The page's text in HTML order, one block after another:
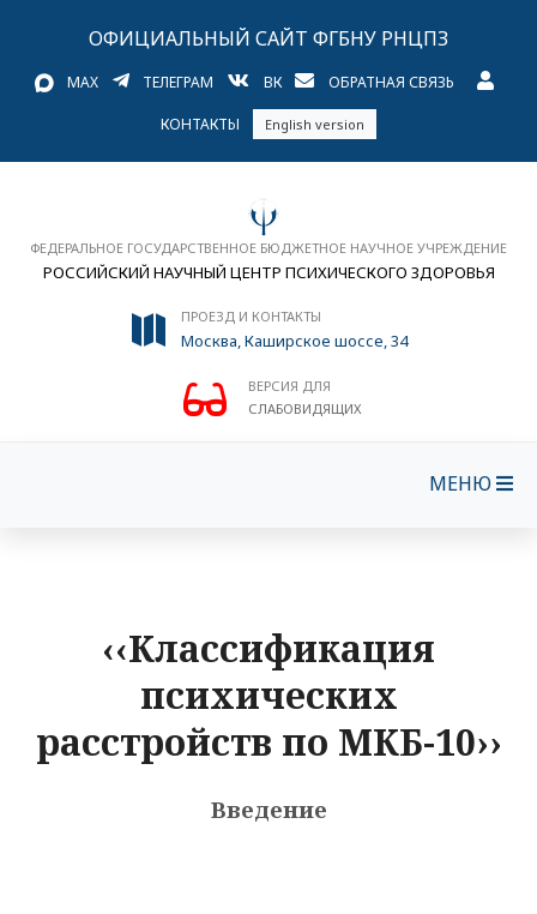
ОФИЦИАЛЬНЫЙ САЙТ ФГБНУ РНЦПЗ
MAX ТЕЛЕГРАМ ВК ОБРАТНАЯ СВЯЗЬ
КОНТАКТЫ English version
ФЕДЕРАЛЬНОЕ ГОСУДАРСТВЕННОЕ БЮДЖЕТНОЕ НАУЧНОЕ УЧРЕЖДЕНИЕ
РОССИЙСКИЙ НАУЧНЫЙ ЦЕНТР ПСИХИЧЕСКОГО ЗДОРОВЬЯ
ПРОЕЗД И КОНТАКТЫ
Москва, Каширское шоссе, 34
ВЕРСИЯ ДЛЯ
СЛАБОВИДЯЩИХ
МЕНЮ
‹‹Классификация
психических
расстройств по МКБ-10››
Введение